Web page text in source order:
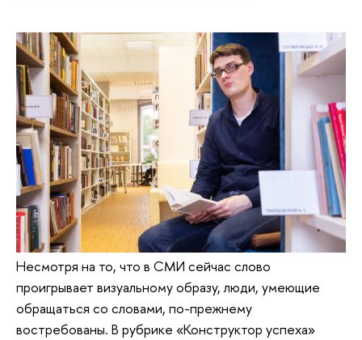
Несмотря на то, что в СМИ сейчас слово
проигрывает визуальному образу, люди, умеющие
обращаться со словами, по-прежнему
востребованы. В рубрике «Конструктор успеха»